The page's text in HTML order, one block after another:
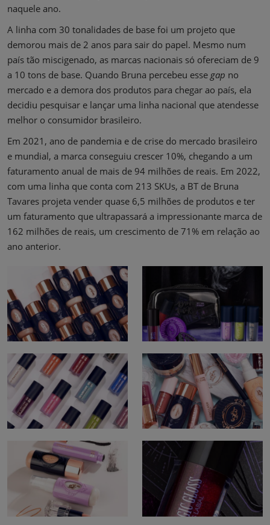
naquele ano.
A linha com 30 tonalidades de base foi um projeto que
demorou mais de 2 anos para sair do papel. Mesmo num
país tão miscigenado, as marcas nacionais só ofereciam de 9
a 10 tons de base. Quando Bruna percebeu esse gap no
mercado e a demora dos produtos para chegar ao país, ela
decidiu pesquisar e lançar uma linha nacional que atendesse
melhor o consumidor brasileiro.
Em 2021, ano de pandemia e de crise do mercado brasileiro
e mundial, a marca conseguiu crescer 10%, chegando a um
faturamento anual de mais de 94 milhões de reais. Em 2022,
com uma linha que conta com 213 SKUs, a BT de Bruna
Tavares projeta vender quase 6,5 milhões de produtos e ter
um faturamento que ultrapassará a impressionante marca de
162 milhões de reais, um crescimento de 71% em relação ao
ano anterior.